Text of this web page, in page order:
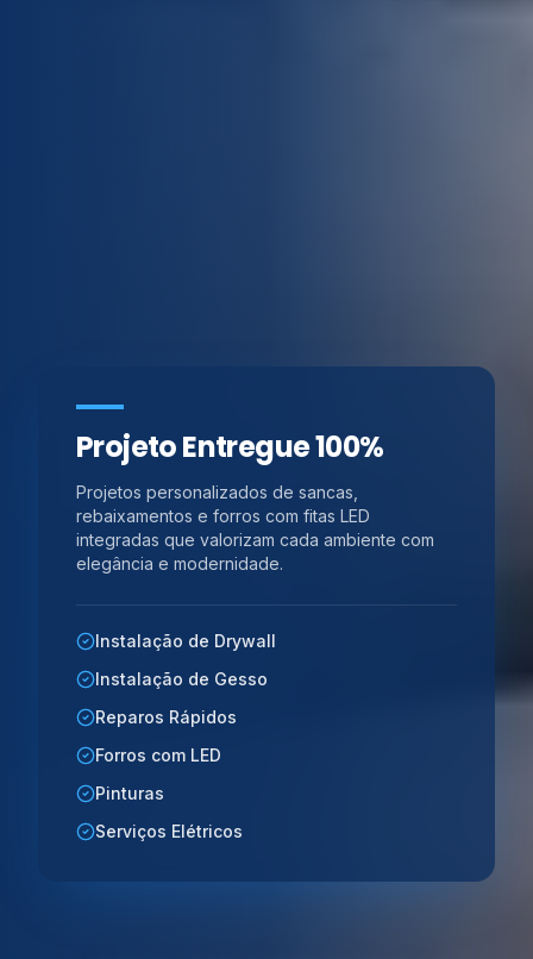
Projeto Entregue 100%
Projetos personalizados de sancas,
rebaixamentos e forros com fitas LED
integradas que valorizam cada ambiente com
elegância e modernidade.
Instalação de Drywall
Instalação de Gesso
Reparos Rápidos
Forros com LED
Pinturas
Serviços Elétricos